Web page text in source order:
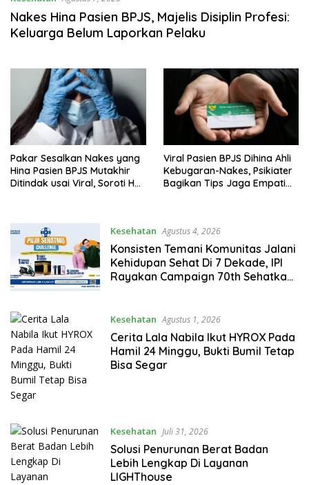
Nakes Hina Pasien BPJS, Majelis Disiplin Profesi:
Keluarga Belum Laporkan Pelaku
Pakar Sesalkan Nakes yang
Hina Pasien BPJS Mutakhir
Ditindak usai Viral, Soroti Hal
Viral Pasien BPJS Dihina Ahli
Kebugaran-Nakes, Psikiater
Bagikan Tips Jaga Empati
Kesehatan Agustus 4, 2026
Konsisten Temani Komunitas Jalani
Kehidupan Sehat Di 7 Dekade, IPI
Rayakan Campaign 70th Sehatkan
Kesehatan Agustus 1, 2026
Cerita Lala Nabila Ikut HYROX Pada
Hamil 24 Minggu, Bukti Bumil Tetap
Bisa Segar
Kesehatan Juli 31, 2026
Solusi Penurunan Berat Badan
Lebih Lengkap Di Layanan
LIGHThouse